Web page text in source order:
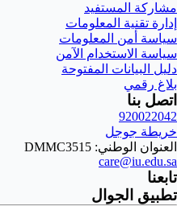
مشاركة المستفيد
إدارة تقنية المعلومات
سياسة أمن المعلومات
سياسة الاستخدام الآمن
دليل البيانات المفتوحة
بلاغ رقمي
اتصل بنا
920022042
خريطة جوجل
العنوان الوطني: DMMC3515
care@iu.edu.sa
تابعنا
تطبيق الجوال